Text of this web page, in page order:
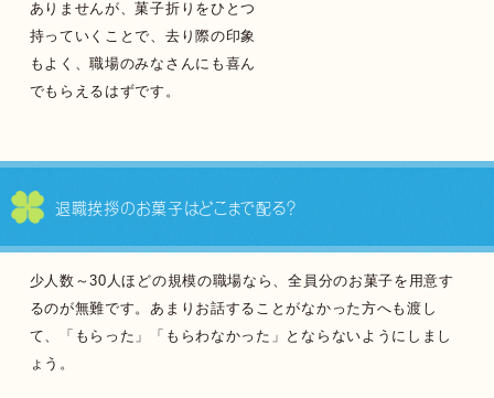
ありませんが、菓子折りをひとつ
持っていくことで、去り際の印象
もよく、職場のみなさんにも喜ん
でもらえるはずです。
退職挨拶のお菓子はどこまで配る？
少人数～30人ほどの規模の職場なら、全員分のお菓子を用意す
るのが無難です。あまりお話することがなかった方へも渡し
て、「もらった」「もらわなかった」とならないようにしまし
ょう。